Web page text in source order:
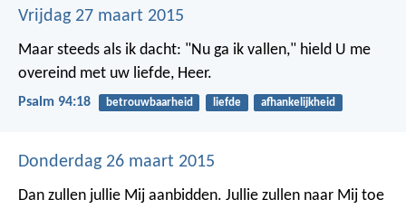
Vrijdag 27 maart 2015
Maar steeds als ik dacht: "Nu ga ik vallen," hield U me
overeind met uw liefde, Heer.
Psalm 94:18 betrouwbaarheid liefde afhankelijkheid
Donderdag 26 maart 2015
Dan zullen jullie Mij aanbidden. Jullie zullen naar Mij toe